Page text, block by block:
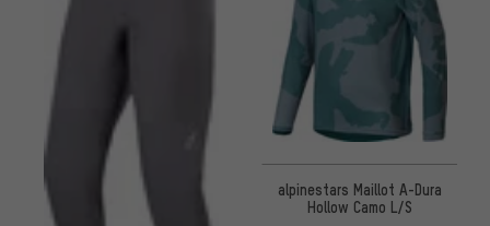
alpinestars Maillot A-Dura
Hollow Camo L/S